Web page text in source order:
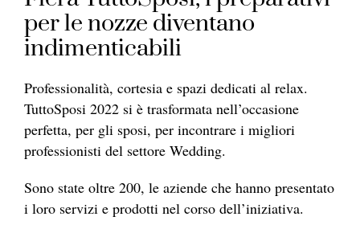
per le nozze diventano
indimenticabili
Professionalità, cortesia e spazi dedicati al relax.
TuttoSposi 2022 si è trasformata nell’occasione
perfetta, per gli sposi, per incontrare i migliori
professionisti del settore Wedding.
Sono state oltre 200, le aziende che hanno presentato
i loro servizi e prodotti nel corso dell’iniziativa.